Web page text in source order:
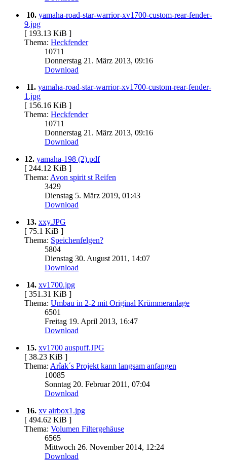
10. yamaha-road-star-warrior-xv1700-custom-rear-fender-
9.jpg
[ 193.13 KiB ]
Thema: Heckfender
10711
Donnerstag 21. März 2013, 09:16
Download
11. yamaha-road-star-warrior-xv1700-custom-rear-fender-
1.jpg
[ 156.16 KiB ]
Thema: Heckfender
10711
Donnerstag 21. März 2013, 09:16
Download
12. yamaha-198 (2).pdf
[ 244.12 KiB ]
Thema: Avon spirit st Reifen
3429
Dienstag 5. März 2019, 01:43
Download
13. xxy.JPG
[ 75.1 KiB ]
Thema: Speichenfelgen?
5804
Dienstag 30. August 2011, 14:07
Download
14. xv1700.jpg
[ 351.31 KiB ]
Thema: Umbau in 2-2 mit Original Krümmeranlage
6501
Freitag 19. April 2013, 16:47
Download
15. xv1700 auspuff.JPG
[ 38.23 KiB ]
Thema: Arîak´s Projekt kann langsam anfangen
10085
Sonntag 20. Februar 2011, 07:04
Download
16. xv airbox1.jpg
[ 494.62 KiB ]
Thema: Volumen Filtergehäuse
6565
Mittwoch 26. November 2014, 12:24
Download